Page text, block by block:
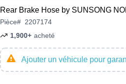
Rear Brake Hose by SUNSONG
Pièce# 2207174
1,900+ acheté
Ajouter un véhicule pour